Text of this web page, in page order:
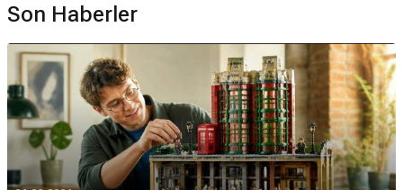
Son Haberler